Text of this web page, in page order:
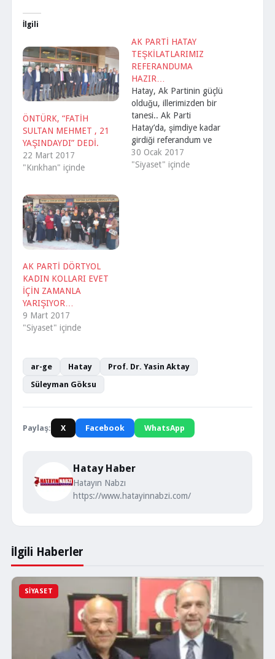
İlgili
ÖNTÜRK, “FATİH
SULTAN MEHMET , 21
YAŞINDAYDI” DEDİ.
22 Mart 2017
"Kırıkhan" içinde
AK PARTİ HATAY
TEŞKİLATLARIMIZ
REFERANDUMA
HAZIR…
Hatay, Ak Partinin güçlü
olduğu, illerimizden bir
tanesi.. Ak Parti
Hatay’da, şimdiye kadar
girdiği referandum ve
seçimlerden başarı ile
çıkmıştır. Bunda İl
30 Ocak 2017
"Siyaset" içinde
AK PARTİ DÖRTYOL
KADIN KOLLARI EVET
İÇİN ZAMANLA
YARIŞIYOR…
9 Mart 2017
"Siyaset" içinde
ar-ge Hatay
Prof. Dr. Yasin Aktay
Süleyman Göksu
Paylaş: X Facebook WhatsApp
Hatay Haber
Hatayın Nabzı
https://www.hatayinnabzi.com/
İlgili Haberler
SIYASET